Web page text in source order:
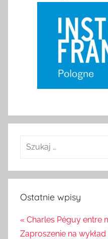
Szukaj:
Ostatnie wpisy
« Charles Péguy entre
Zaproszenie na